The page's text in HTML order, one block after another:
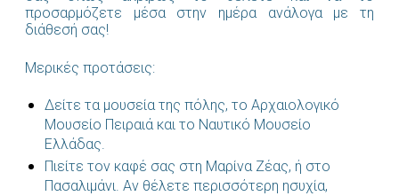
προσαρμόζετε μέσα στην ημέρα ανάλογα με τη
διάθεσή σας!
Μερικές προτάσεις:
Δείτε τα μουσεία της πόλης, το Αρχαιολογικό
Μουσείο Πειραιά και το Ναυτικό Μουσείο
Ελλάδας.
Πιείτε τον καφέ σας στη Μαρίνα Ζέας, ή στο
Πασαλιμάνι. Αν θέλετε περισσότερη ησυχία,